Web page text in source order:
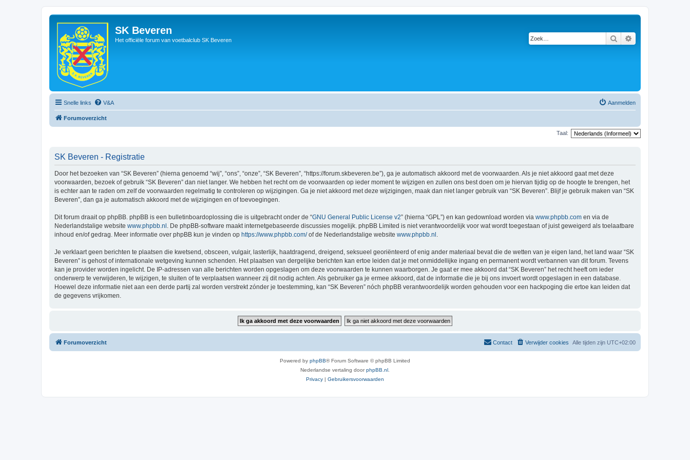
SK Beveren
Het officiële forum van voetbalclub SK Beveren Zoek
Snelle links V&A Aanmelden
Forumoverzicht
Taal:
SK Beveren - Registratie
Door het bezoeken van “SK Beveren” (hierna genoemd “wij”, “ons”, “onze”, “SK Beveren”, “https://forum.skbeveren.be”), ga je automatisch akkoord met de voorwaarden. Als je niet akkoord gaat met deze
voorwaarden, bezoek of gebruik “SK Beveren” dan niet langer. We hebben het recht om de voorwaarden op ieder moment te wijzigen en zullen ons best doen om je hiervan tijdig op de hoogte te brengen, het
is echter aan te raden om zelf de voorwaarden regelmatig te controleren op wijzigingen. Ga je niet akkoord met deze wijzigingen, maak dan niet langer gebruik van “SK Beveren”. Blijf je gebruik maken van “SK
Beveren”, dan ga je automatisch akkoord met de wijzigingen en of toevoegingen.
Dit forum draait op phpBB. phpBB is een bulletinboardoplossing die is uitgebracht onder de “GNU General Public License v2” (hierna “GPL”) en kan gedownload worden via www.phpbb.com en via de
Nederlandstalige website www.phpbb.nl . De phpBB-software maakt internetgebaseerde discussies mogelijk. phpBB Limited is niet verantwoordelijk voor wat wordt toegestaan of juist geweigerd als toelaatbare
inhoud en/of gedrag. Meer informatie over phpBB kun je vinden op https://www.phpbb.com/of de Nederlandstalige website www.phpbb.nl
Je verklaart geen berichten te plaatsen die kwetsend, obsceen, vulgair, lasterlijk, haatdragend, dreigend, seksueel georiënteerd of enig ander materiaal bevat die de wetten van je eigen land, het land waar “SK
Beveren” is gehost of internationale wetgeving kunnen schenden. Het plaatsen van dergelijke berichten kan ertoe leiden dat je met onmiddellijke ingang en permanent wordt verbannen van dit forum. Tevens
kan je provider worden ingelicht. De IP-adressen van alle berichten worden opgeslagen om deze voorwaarden te kunnen waarborgen. Je gaat er mee akkoord dat “SK Beveren” het recht heeft om ieder
onderwerp te verwijderen, te wijzigen, te sluiten of te verplaatsen wanneer zij dit nodig achten. Als gebruiker ga je ermee akkoord, dat de informatie die je bij ons invoert wordt opgeslagen in een database.
Hoewel deze informatie niet aan een derde partij zal worden verstrekt zónder je toestemming, kan “SK Beveren” nóch phpBB verantwoordelijk worden gehouden voor een hackpoging die ertoe kan leiden dat
de gegevens vrijkomen.
Forumoverzicht Alle tijden zijn UTC+02:00
Verwijder cookies
Contact
Powered by phpBB® Forum Software © phpBB Limited
Nederlandse vertaling doorphpBB.nl
Privacy | Gebruikersvoorwaarden